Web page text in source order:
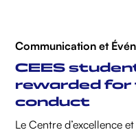
Communication et
CEES
rewarded for
conduct
Le Centre d’excellence